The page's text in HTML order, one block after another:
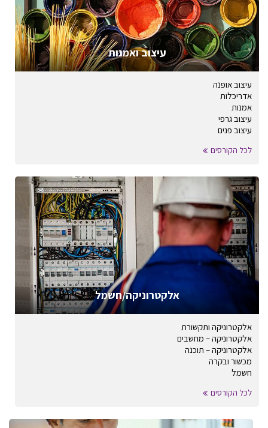
עיצוב ואמנות
עיצוב אופנה
אדריכלות
אמנות
עיצוב גרפי
עיצוב פנים
לכל הקורסים
אלקטרוניקה/חשמל
אלקטרוניקה ותקשורת
אלקטרוניקה – מחשבים
אלקטרוניקה – תוכנה
מכשור ובקרה
חשמל
לכל הקורסים